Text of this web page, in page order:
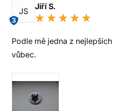
JS
3
Jiří S.
Podle mě jedna z
vůbec.